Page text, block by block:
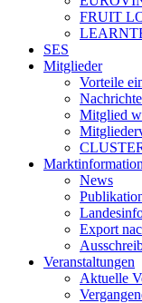
FRUIT
SES
Mitglieder
Vorteile
Mitglied
Marktinformation
News
Export
Veranstaltungen
Aktuelle